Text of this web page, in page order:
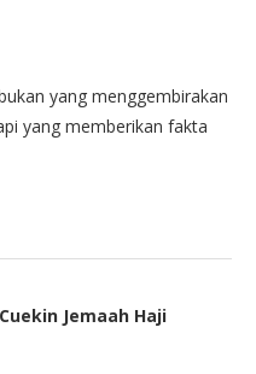
yang menggembirakan
yang memberikan fakta
Jemaah Haji